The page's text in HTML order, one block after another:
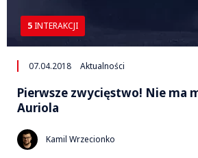
5 INTERAKCJI
07.04.2018 Aktualności
Pierwsze zwycięstwo! Nie ma
Auriola
Kamil Wrzecionko